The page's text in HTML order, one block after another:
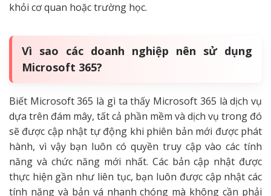
khỏi cơ quan hoặc trường học.
Vì sao các doanh nghiệp nên sử dụng
Microsoft 365?
Biết Microsoft 365 là gìta thấy Microsoft 365 là dịch vụ
dựa trên đám mây, tất cả phần mềm và dịch vụ trong đó
sẽ được cập nhật tự động khi phiên bản mới được phát
hành, vì vậy bạn luôn có quyền truy cập vào các tính
năng và chức năng mới nhất. Các bản cập nhật được
thực hiện gần như liên tục, bạn luôn được cập nhật các
tính năng và bản vá nhanh chóng mà không cần phải